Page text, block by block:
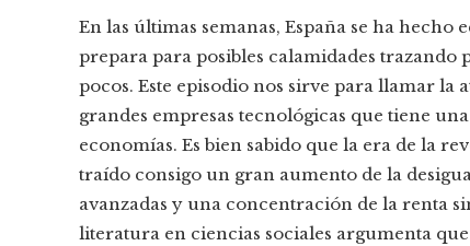
En las últimas semanas, España se ha
prepara para posibles calamidades
pocos. Este episodio nos sirve para llamar la
grandes empresas tecnológicas que tiene
economías. Es bien sabido que la era de la
traído consigo un gran aumento de la
avanzadas y una concentración de la renta
literatura en ciencias sociales argumenta